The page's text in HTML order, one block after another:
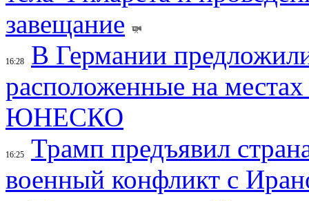
завещание
16:28
В Германии
расположенные на
ЮНЕСКО
16:25
Трамп предъявил
военный конфликт с